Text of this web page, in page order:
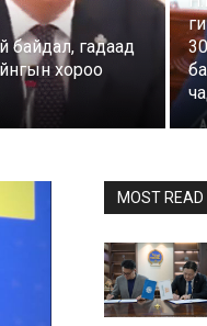
байдал, гадаад
хороо
MOST READ